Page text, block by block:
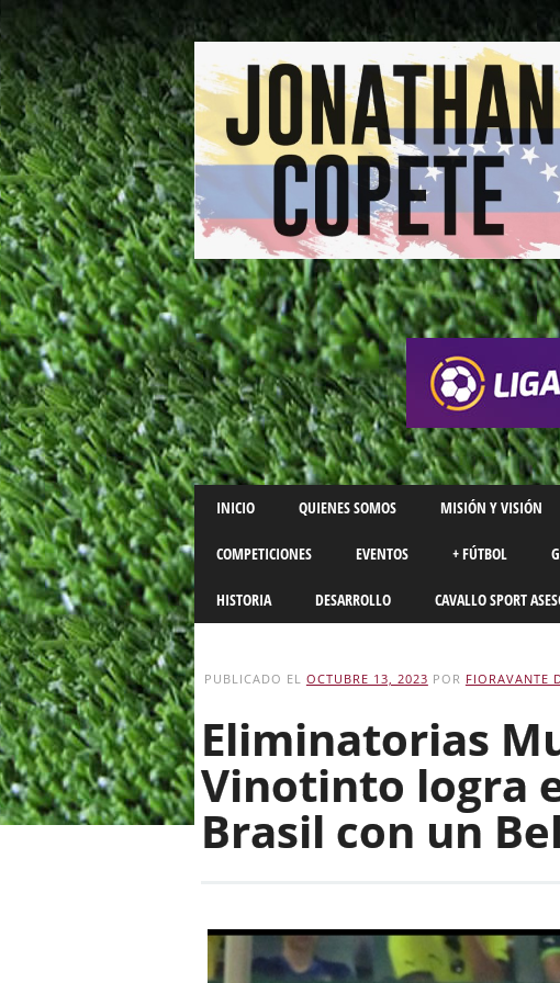
Main menu
Skip
to
content
INICIO QUIENES SOMOS MISIÓN Y VISIÓN
COMPETICIONES EVENTOS + FÚTBOL
HISTORIA DESARROLLO CAVALLO SPORT
PUBLICADO EL OCTUBRE 13, 2023 POR FIORAVANTE
Eliminatorias
Vinotinto logra
Brasil con un